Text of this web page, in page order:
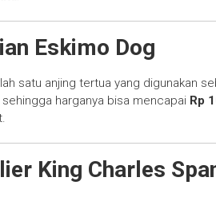
Eskimo Dog
satu anjing tertua yang digunakan
harganya bisa mencapai Rp
King Charles